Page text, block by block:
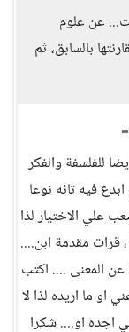
عن علوم
بالسابق، ثم
للفلسفة والفكر
فيه تائه نوعا
علي الاختيار لذا
قرات مقدمة ابن....
المعنى .... اكتب
او ما اريده لذا لا
اجده او.... شكرا